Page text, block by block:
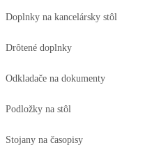
Doplnky na kancelársky stôl
Drôtené doplnky
Odkladače na dokumenty
Podložky na stôl
Stojany na časopisy